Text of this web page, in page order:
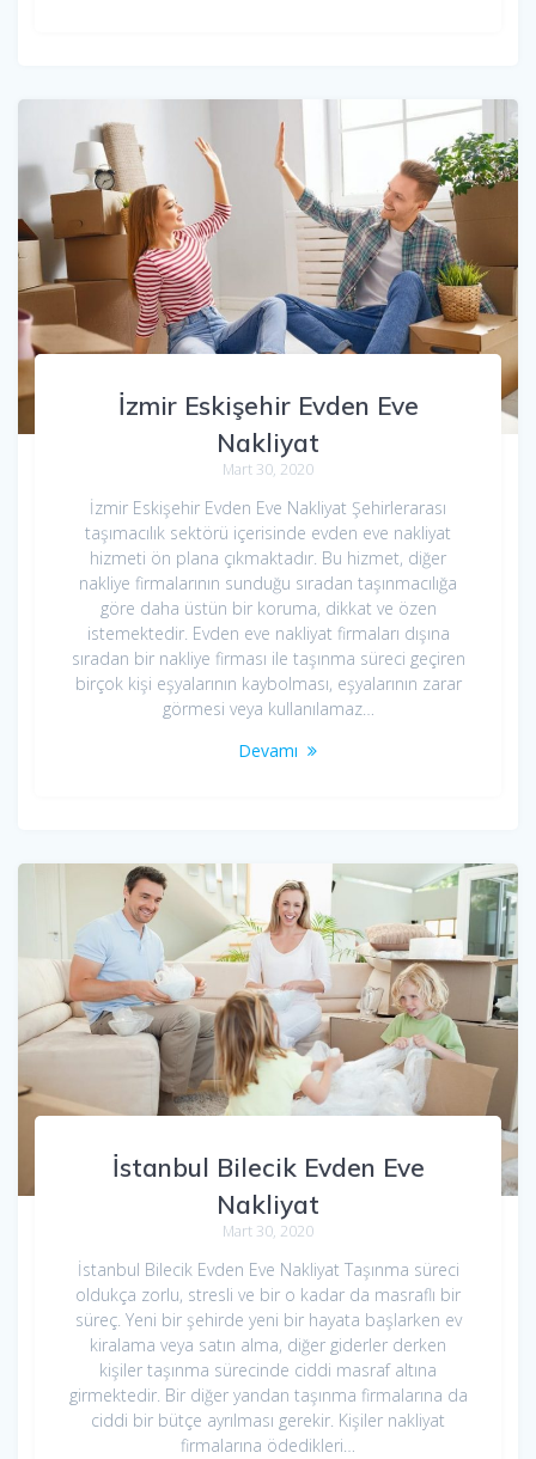
İzmir Eskişehir Evden Eve
Nakliyat
Mart 30, 2020
İzmir Eskişehir Evden Eve Nakliyat Şehirlerarası
taşımacılık sektörü içerisinde evden eve nakliyat
hizmeti ön plana çıkmaktadır. Bu hizmet, diğer
nakliye firmalarının sunduğu sıradan taşınmacılığa
göre daha üstün bir koruma, dikkat ve özen
istemektedir. Evden eve nakliyat firmaları dışına
sıradan bir nakliye firması ile taşınma süreci geçiren
birçok kişi eşyalarının kaybolması, eşyalarının zarar
görmesi veya kullanılamaz…
Devamı
İstanbul Bilecik Evden Eve
Nakliyat
Mart 30, 2020
İstanbul Bilecik Evden Eve Nakliyat Taşınma süreci
oldukça zorlu, stresli ve bir o kadar da masraflı bir
süreç. Yeni bir şehirde yeni bir hayata başlarken ev
kiralama veya satın alma, diğer giderler derken
kişiler taşınma sürecinde ciddi masraf altına
girmektedir. Bir diğer yandan taşınma firmalarına da
ciddi bir bütçe ayrılması gerekir. Kişiler nakliyat
firmalarına ödedikleri…